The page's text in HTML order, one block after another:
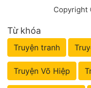
Copyright
Từ khóa
Truyện tranh
Truyện Võ Hiệp